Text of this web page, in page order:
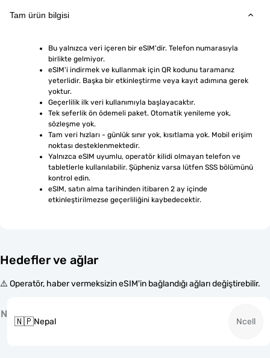
Tam ürün bilgisi
Bu yalnızca veri içeren bir eSIM'dir. Telefon numarasıyla
birlikte gelmiyor.
eSIM'i indirmek ve kullanmak için QR kodunu taramanız
yeterlidir. Başka bir etkinleştirme veya kayıt adımına gerek
yoktur.
Geçerlilik ilk veri kullanımıyla başlayacaktır.
Tek seferlik ön ödemeli paket. Otomatik yenileme yok,
sözleşme yok.
Tam veri hızları - günlük sınır yok, kısıtlama yok. Mobil erişim
noktası desteklenmektedir.
Yalnızca eSIM uyumlu, operatör kilidi olmayan telefon ve
tabletlerle kullanılabilir. Şüpheniz varsa lütfen SSS bölümünü
kontrol edin.
eSIM, satın alma tarihinden itibaren 2 ay içinde
etkinleştirilmezse geçerliliğini kaybedecektir.
Hedefler ve ağlar
⚠️ Operatör, haber vermeksizin eSIM'in bağlandığı ağları değiştirebilir.
N
🇳🇵Nepal Ncell